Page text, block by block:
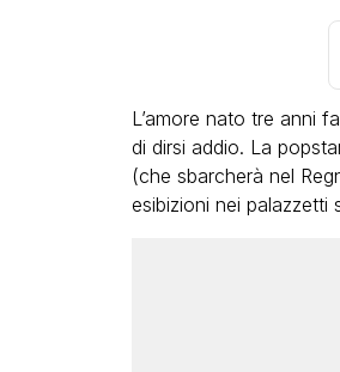
L’amore nato tre anni
di dirsi addio. La
(che sbarcherà nel
esibizioni nei palazzetti